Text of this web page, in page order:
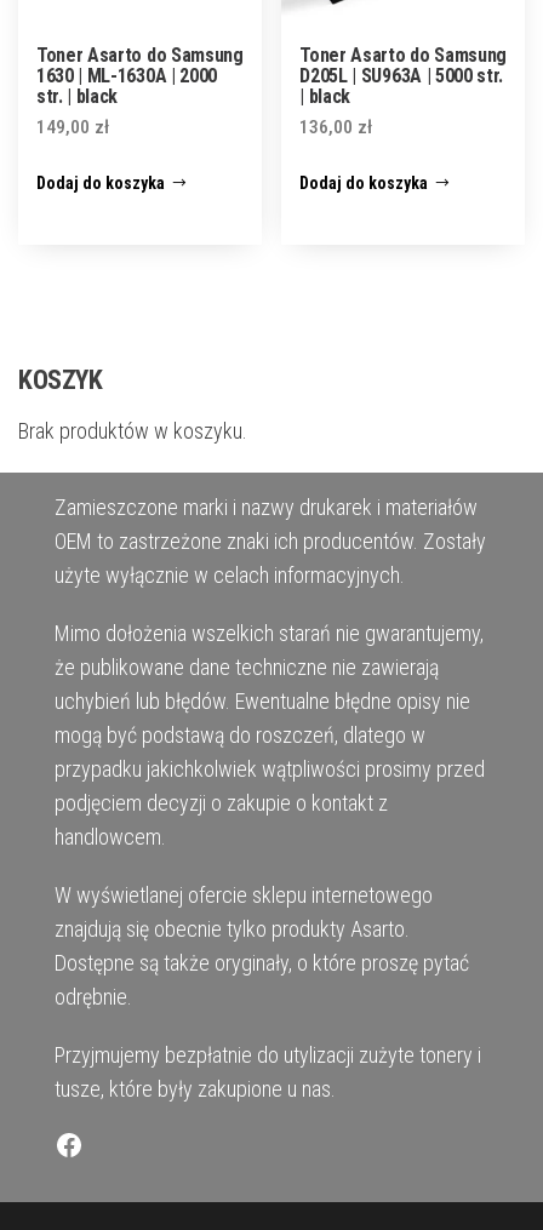
Toner Asarto do Samsung
1630 | ML-1630A | 2000
str. | black
149,00 zł
Dodaj do koszyka
Toner Asarto do Samsung
D205L | SU963A | 5000 str.
| black
136,00 zł
Dodaj do koszyka
KOSZYK
Brak produktów w koszyku.
Zamieszczone marki i nazwy drukarek i materiałów
OEM to zastrzeżone znaki ich producentów. Zostały
użyte wyłącznie w celach informacyjnych.
Mimo dołożenia wszelkich starań nie gwarantujemy,
że publikowane dane techniczne nie zawierają
uchybień lub błędów. Ewentualne błędne opisy nie
mogą być podstawą do roszczeń, dlatego w
przypadku jakichkolwiek wątpliwości prosimy przed
podjęciem decyzji o zakupie o kontakt z
handlowcem.
W wyświetlanej ofercie sklepu internetowego
znajdują się obecnie tylko produkty Asarto.
Dostępne są także oryginały, o które proszę pytać
odrębnie.
Przyjmujemy bezpłatnie do utylizacji zużyte tonery i
tusze, które były zakupione u nas.
Facebook